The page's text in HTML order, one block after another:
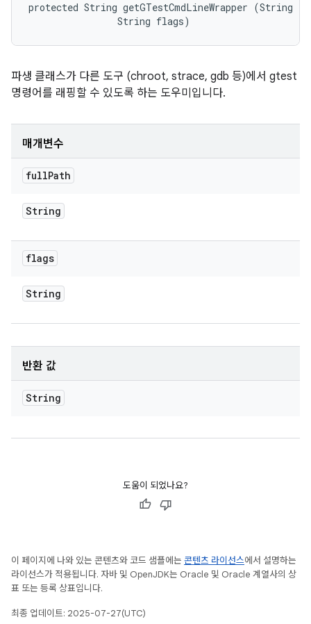
protected String getGTestCmdLineWrapper (String
                String flags)
파생 클래스가 다른 도구 (chroot, strace, gdb 등)에서 gtest
명령어를 래핑할 수 있도록 하는 도우미입니다.
매개변수
fullPath
String
flags
String
반환 값
String
도움이 되었나요?
이 페이지에 나와 있는 콘텐츠와 코드 샘플에는 콘텐츠 라이선스에서 설명하는
라이선스가 적용됩니다. 자바 및 OpenJDK는 Oracle 및 Oracle 계열사의 상
표 또는 등록 상표입니다.
최종 업데이트: 2025-07-27(UTC)